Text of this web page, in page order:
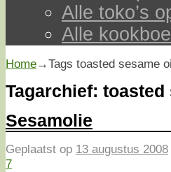
Alle toko’s
Alle
Home→Tags toasted sesame
Tagarchief: toasted
Sesamolie
Geplaatst op 13 augustus 2008
7